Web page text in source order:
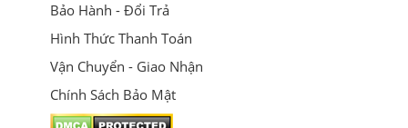
Bảo Hành - Đổi Trả
Hình Thức Thanh Toán
Vận Chuyển - Giao Nhận
Chính Sách Bảo Mật